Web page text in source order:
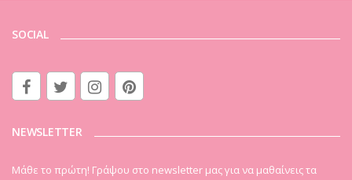
SOCIAL
NEWSLETTER
Μάθε το πρώτη! Γράψου στο newsletter μας για να μαθαίνεις τα